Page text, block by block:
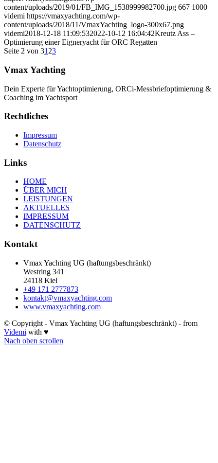
content/uploads/2019/01/FB_IMG_1538999982700.jpg 667 1000
videmi https://vmaxyachting.com/wp-
content/uploads/2018/11/VmaxYachting_logo-300x67.png
videmi2018-12-18 11:09:532022-10-12 16:04:42Kreutz Ass –
Optimierung einer Eigneryacht für ORC Regatten
Seite 2 von 31 23
Vmax Yachting
Dein Experte für Yachtoptimierung, ORCi-Messbriefoptimierung &
Coaching im Yachtsport
Rechtliches
Impressum
Datenschutz
Links
HOME
ÜBER MICH
LEISTUNGEN
AKTUELLES
IMPRESSUM
DATENSCHUTZ
Kontakt
Vmax Yachting UG (haftungsbeschränkt)
Westring 341
24118 Kiel
+49 171 2777873
kontakt@vmaxyachting.com
www.vmaxyachting.com
© Copyright - Vmax Yachting UG (haftungsbeschränkt) - from
Videmi with ♥
Nach oben scrollen